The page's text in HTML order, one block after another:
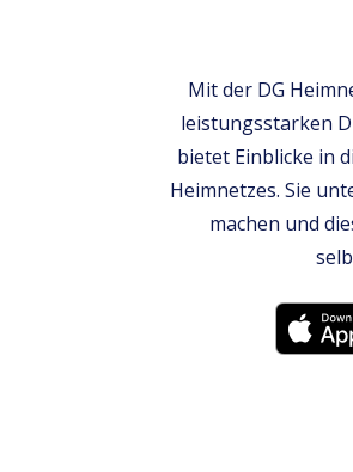
Mit der DG
leistungsstarken
bietet Einblicke in
Heimnetzes. Sie
machen und